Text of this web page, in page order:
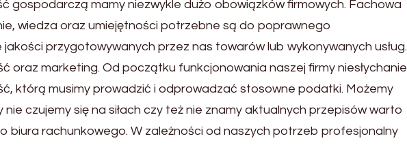
gospodarczą mamy niezwykle dużo obowiązków firmowych. Fachowa
wiedza oraz umiejętności potrzebne są do poprawnego
przygotowywanych przez nas towarów lub wykonywanych usług.
oraz marketing. Od początku funkcjonowania naszej firmy niesłychanie
którą musimy prowadzić i odprowadzać stosowne podatki. Możemy
czujemy się na siłach czy też nie znamy aktualnych przepisów warto
biura rachunkowego. W zależności od naszych potrzeb profesjonalny